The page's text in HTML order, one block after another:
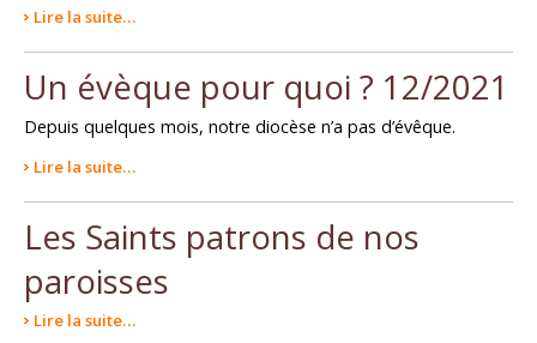
Lire la suite…
Un évèque pour quoi ? 12/2021
Depuis quelques mois, notre diocèse n’a pas d’évêque.
Lire la suite…
Les Saints patrons de nos
paroisses
Lire la suite…